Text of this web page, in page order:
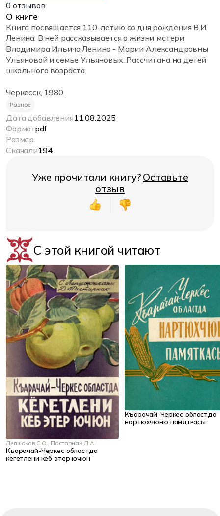
0 отзывов
О книге
Книга посвящается 110-летию со дня рождения В.И.
Ленина. В ней рассказывается о жизни матери
Владимира Ильича Ленина - Марии Александровны
Ульяновой и семье Ульяновых. Рассчитана на детей
школьного возраста.
Черкесск, 1980.
Разное
Дата добавления11.08.2025
Форматpdf
Размер
Скачали194
Уже прочитали книгу? Оставьте
отзыв
С этой книгой читают
Лепшоков С.О., Пастарнак Д.А.
Къарачай-Черкес областда
кёгетлени кёб этер ючюн
Къарачай-Черкес областда
нартюхчюню памяткасы